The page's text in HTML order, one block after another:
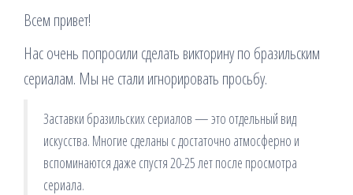
Всем привет!
Нас очень попросили сделать викторину по бразильским
сериалам. Мы не стали игнорировать просьбу.
Заставки бразильских сериалов — это отдельный вид
искусства. Многие сделаны с достаточно атмосферно и
вспоминаются даже спустя 20-25 лет после просмотра
сериала.